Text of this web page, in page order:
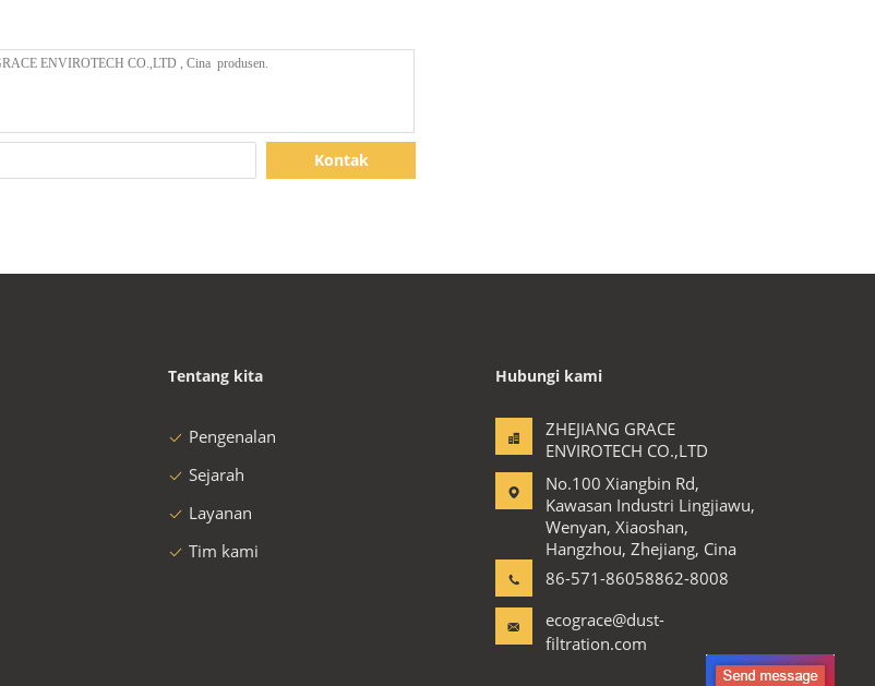
Kontak
Tentang kita
Pengenalan
Sejarah
Layanan
Tim kami
Hubungi kami
ZHEJIANG GRACE
ENVIROTECH CO.,LTD
No.100 Xiangbin Rd,
Kawasan Industri Lingjiawu,
Wenyan, Xiaoshan,
Hangzhou, Zhejiang, Cina
86-571-86058862-8008
ecograce@dust-
filtration.com